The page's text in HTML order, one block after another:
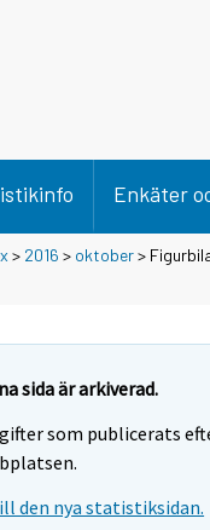
Enkäter
> 2016 > oktober>
sida är arkiverad.
som publicerats
den nya statistiksidan.